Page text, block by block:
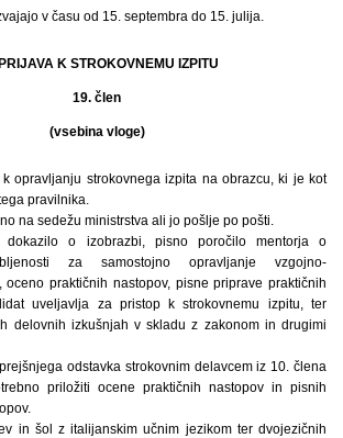
v času od 15. septembra do 15. julija.
K STROKOVNEMU IZPITU
19. člen
(vsebina vloge)
opravljanju strokovnega izpita na obrazcu, ki je kot
pravilnika.
na sedežu ministrstva ali jo pošlje po pošti.
dokazilo o izobrazbi, pisno poročilo mentorja o
za samostojno opravljanje vzgojno-
oceno praktičnih nastopov, pisne priprave praktičnih
uveljavlja za pristop k strokovnemu izpitu, ter
delovnih izkušnjah v skladu z zakonom in drugimi
odstavka strokovnim delavcem iz 10. člena
priložiti ocene praktičnih nastopov in pisnih
in šol z italijanskim učnim jezikom ter dvojezičnih